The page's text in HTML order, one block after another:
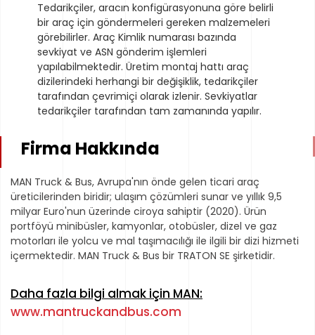
Tedarikçiler, aracın konfigürasyonuna göre belirli
bir araç için göndermeleri gereken malzemeleri
görebilirler. Araç Kimlik numarası bazında
sevkiyat ve ASN gönderim işlemleri
yapılabilmektedir. Üretim montaj hattı araç
dizilerindeki herhangi bir değişiklik, tedarikçiler
tarafından çevrimiçi olarak izlenir. Sevkiyatlar
tedarikçiler tarafından tam zamanında yapılır.
Firma Hakkında
MAN Truck & Bus, Avrupa'nın önde gelen ticari araç
üreticilerinden biridir; ulaşım çözümleri sunar ve yıllık 9,5
milyar Euro'nun üzerinde ciroya sahiptir (2020). Ürün
portföyü minibüsler, kamyonlar, otobüsler, dizel ve gaz
motorları ile yolcu ve mal taşımacılığı ile ilgili bir dizi hizmeti
içermektedir. MAN Truck & Bus bir TRATON SE şirketidir.
Daha fazla bilgi almak için MAN:
www.mantruckandbus.com